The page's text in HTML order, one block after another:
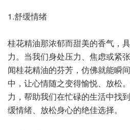
1.舒缓情绪
桂花精油那浓郁而甜美的香气，
力。当我们身处压力、焦虑或紧
闻桂花精油的芬芳，仿佛就能瞬
中，让心情随之变得愉悦、放松
力，帮助我们在忙碌的生活中找
缓情绪、放松身心的绝佳选择。